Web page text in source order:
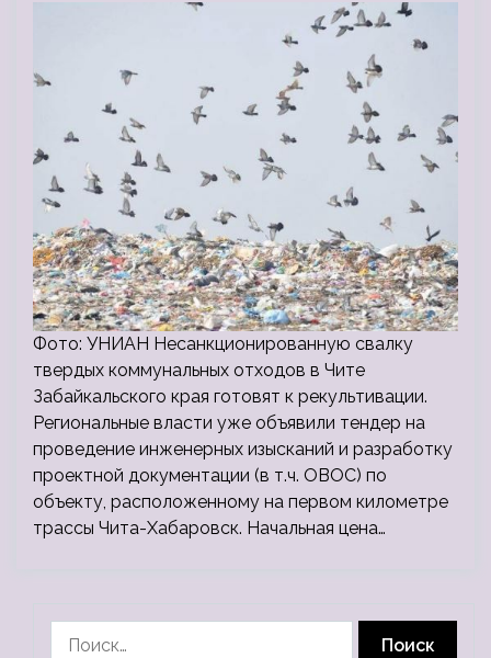
Фото: УНИАН Несанкционированную свалку
твердых коммунальных отходов в Чите
Забайкальского края готовят к рекультивации.
Региональные власти уже объявили тендер на
проведение инженерных изысканий и разработку
проектной документации (в т.ч. ОВОС) по
объекту, расположенному на первом километре
трассы Чита-Хабаровск. Начальная цена…